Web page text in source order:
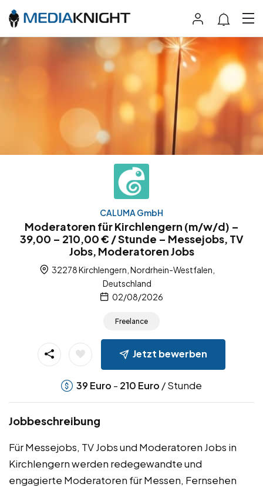
CALUMA GmbH
Moderatoren für Kirchlengern (m/w/d) –
39,00 – 210,00 € / Stunde – Messejobs, TV
Jobs, Moderatoren Jobs
32278 Kirchlengern, Nordrhein-Westfalen,
Deutschland
02/08/2026
Freelance
Jetzt bewerben
39 Euro - 210 Euro / Stunde
Jobbeschreibung
Für Messejobs, TV Jobs und Moderatoren Jobs in
Kirchlengern werden redegewandte und
engagierte Moderatoren für Messen, Fernsehen